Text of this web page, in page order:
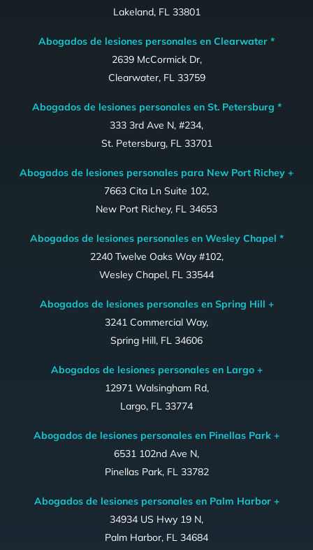
Lakeland, FL 33801
Abogados de lesiones personales en Clearwater *
2639 McCormick Dr,
Clearwater, FL 33759
Abogados de lesiones personales en St. Petersburg *
333 3rd Ave N, #234,
St. Petersburg, FL 33701
Abogados de lesiones personales para New Port Richey +
7663 Cita Ln Suite 102,
New Port Richey, FL 34653
Abogados de lesiones personales en Wesley Chapel *
2240 Twelve Oaks Way #102,
Wesley Chapel, FL 33544
Abogados de lesiones personales en Spring Hill +
3241 Commercial Way,
Spring Hill, FL 34606
Abogados de lesiones personales en Largo +
12971 Walsingham Rd,
Largo, FL 33774
Abogados de lesiones personales en Pinellas Park +
6531 102nd Ave N,
Pinellas Park, FL 33782
Abogados de lesiones personales en Palm Harbor +
34934 US Hwy 19 N,
Palm Harbor, FL 34684